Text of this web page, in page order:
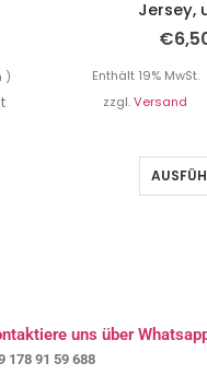
)
Jersey,
€
Enthält 19% MwSt.
zzgl.Versand
uns über
178 91 59 688